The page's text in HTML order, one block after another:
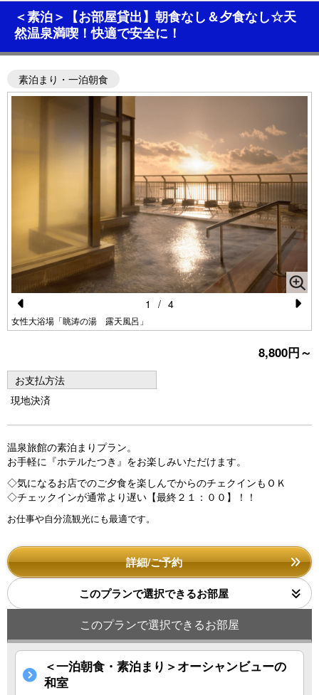
＜素泊＞【お部屋貸出】朝食なし＆夕食なし☆天
然温泉満喫！快適で安全に！
素泊まり・一泊朝食
Pr
o
u
s
女性大浴場「眺涛の湯 露天風呂」
e
xt
1 / 4
8,800円～
お支払方法
現地決済
温泉旅館の素泊まりプラン。
お手軽に『ホテルたつき』をお楽しみいただけます。
◇気になるお店でのご夕食を楽しんでからのチェクインもＯＫ
◇チェックインが通常より遅い【最終２１：００】！！
お仕事や自分流観光にも最適です。
詳細/ご予約
このプランで選択できるお部屋
このプランで選択できるお部屋
＜一泊朝食・素泊まり＞オーシャンビューの
和室